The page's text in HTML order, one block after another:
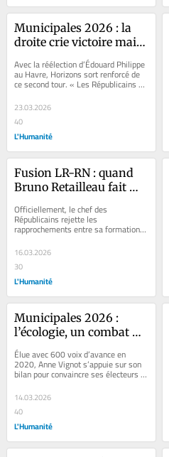
Municipales 2026 : la
droite crie victoire mais
encaisse des défaites
majeures
Avec la réélection d’Édouard Philippe
au Havre, Horizons sort renforcé de
ce second tour. « Les Républicains »,
23.03.2026
40
L'Humanité
Fusion LR-RN : quand
Bruno Retailleau fait
vouloir s’allier à
l’extrême droite
Officiellement, le chef des
Républicains rejette les
rapprochements entre sa formation
et celle de Marine Le Pen pour le
second tour des élections...
16.03.2026
30
L'Humanité
Municipales 2026 :
l’écologie, un combat
après l’autre à Besançon
Élue avec 600 voix d’avance en
2020, Anne Vignot s’appuie sur son
bilan pour convaincre ses électeurs
de lui confier à nouveau les rênes
de...
14.03.2026
40
L'Humanité